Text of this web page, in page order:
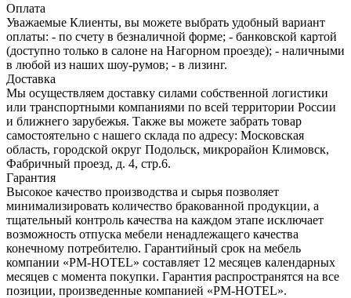
Оплата
Уважаемые Клиенты, вы можете выбрать удобный вариант
оплаты: - по счету в безналичной форме; - банковской картой
(доступно только в салоне на Нагорном проезде); - наличными
в любой из наших шоу-румов; - в лизинг.
Доставка
Мы осуществляем доставку силами собственной логистики
или транспортными компаниями по всей территории России
и ближнего зарубежья. Также вы можете забрать товар
самостоятельно с нашего склада по адресу: Московская
область, городcкой округ Подольск, микрорайон Климовск,
Фабричный проезд, д. 4, стр.6.
Гарантия
Высокое качество производства и сырья позволяет
минимализировать количество бракованной продукции, а
тщательный контроль качества на каждом этапе исключает
возможность отпуска мебели ненадлежащего качества
конечному потребителю. Гарантийный срок на мебель
компании «PM-HOTEL» составляет 12 месяцев календарных
месяцев с момента покупки. Гарантия распространятся на все
позиции, произведенные компанией «PM-HOTEL».